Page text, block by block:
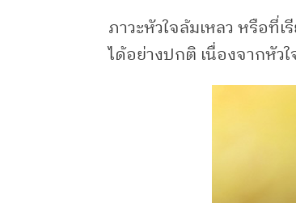
ภาวะหัวใจล้มเหลว หรือที่
ได้อย่างปกติ เนื่องจากหั